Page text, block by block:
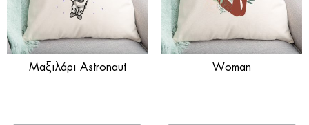
Μαξιλάρι Astronaut Woman